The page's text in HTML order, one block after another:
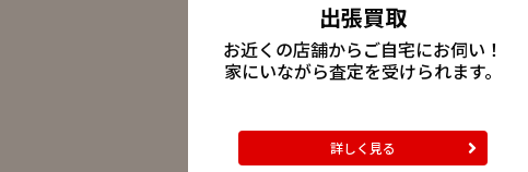
出張買取
お近くの店舗からご自宅にお伺い！
家にいながら査定を受けられます。
詳しく見る